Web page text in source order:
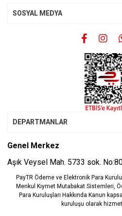
Gönder
SOSYAL MEDYA
DEPARTMANLAR
Genel Merkez
Aşık Veysel Mah. 5733 sok.
PayTR Ödeme ve Elektronik Para
Menkul Kıymet Mutabakat Sistemleri,
Para Kuruluşları Hakkında Kanun
kuruluşu olarak